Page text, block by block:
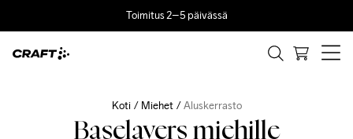
Toimitus 2–5 päivässä
Koti Miehet Aluskerrasto
Baselayers miehille